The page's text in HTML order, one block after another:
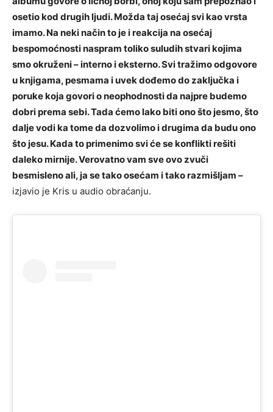
osetio kod drugih ljudi. Možda taj osećaj svi kao vrsta
imamo. Na neki način to je i reakcija na osećaj
bespomoćnosti naspram toliko suludih stvari kojima
smo okruženi – interno i eksterno. Svi tražimo odgovore
u knjigama, pesmama i uvek dođemo do zaključka i
poruke koja govori o neophodnosti da najpre budemo
dobri prema sebi. Tada ćemo lako biti ono što jesmo, što
dalje vodi ka tome da dozvolimo i drugima da budu ono
što jesu. Kada to primenimo svi će se konflikti rešiti
daleko mirnije. Verovatno vam sve ovo zvuči
besmisleno ali, ja se tako osećam i tako razmišljam –
izjavio je Kris u audio obraćanju.